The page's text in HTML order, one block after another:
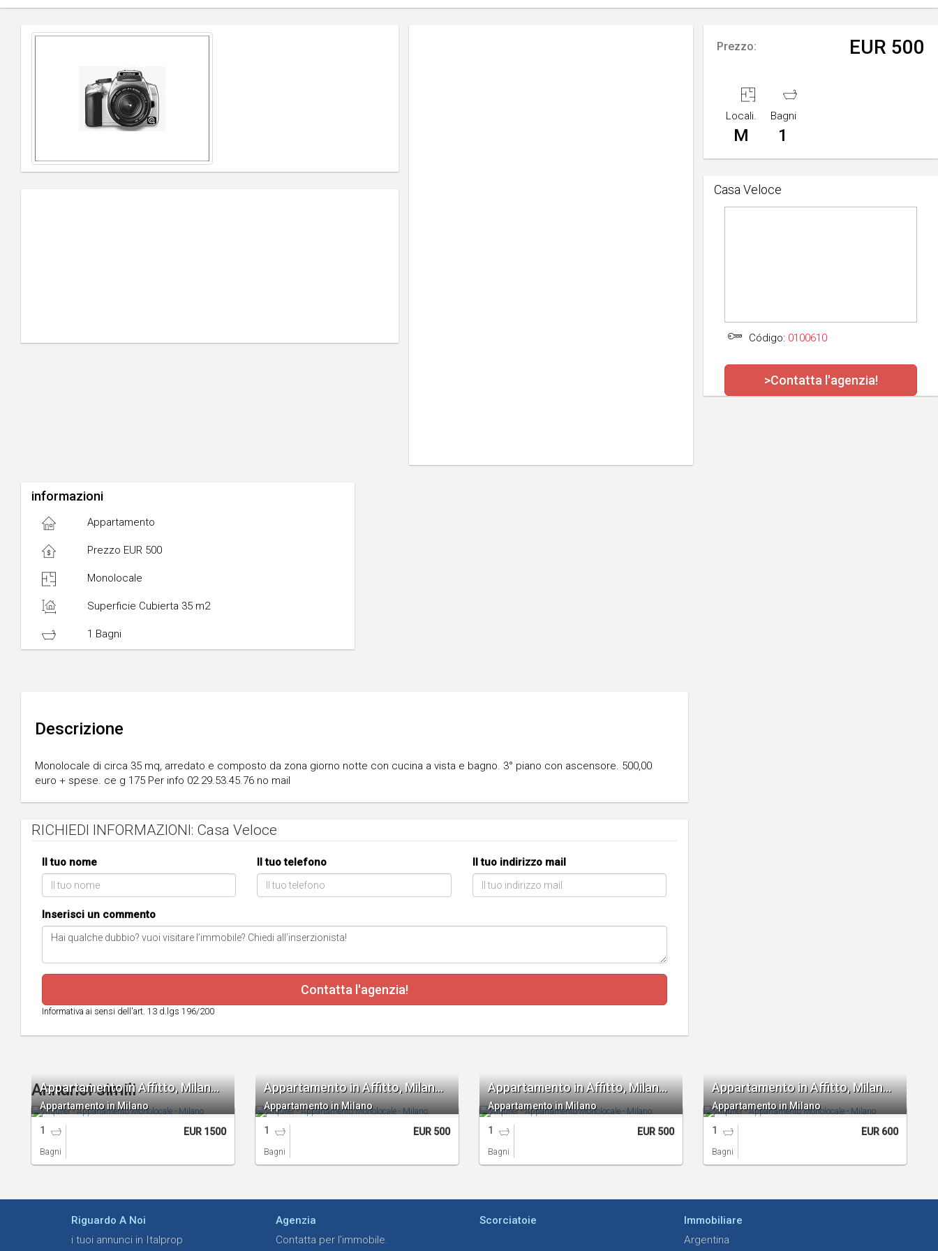
Prezzo: EUR 500
Locali.
M
Bagni
1
Casa Veloce
Código: 0100610
>Contatta l'agenzia!
informazioni
Appartamento
Prezzo EUR 500
Monolocale
Superficie Cubierta 35 m2
1 Bagni
Descrizione
Monolocale di circa 35 mq, arredato e composto da zona giorno notte con cucina a vista e bagno. 3° piano con ascensore. 500,00
euro + spese. ce g 175 Per info 02.29.53.45.76 no mail
RICHIEDI INFORMAZIONI: Casa Veloce
Il tuo nome Il tuo telefono Il tuo indirizzo mail
Inserisci un commento
Contatta l'agenzia!
Informativa ai sensi dell'art. 13 d.lgs 196/200
Annunci simili Appartamento in Affitto, Milano Monolocale
Appartamento in Milano
1
Bagni
EUR 1500
Appartamento in Affitto, Milano Monolocale
Appartamento in Milano
1
Bagni
EUR 500
Appartamento in Affitto, Milano Monolocale
Appartamento in Milano
1
Bagni
EUR 500
Appartamento in Affitto, Milano Monolocale
Appartamento in Milano
1
Bagni
EUR 600
Riguardo A Noi
i tuoi annunci in Italprop
Agenzia
Contatta per l'immobile.
Scorciatoie
Immobiliare
Argentina